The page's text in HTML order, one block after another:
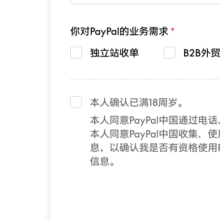
你对PayPal的业务需求
独立站收单
B2B外
本人确认已满18周岁。
本人同意PayPal中国通过电
本人同意PayPal中国收集、
息，以确认我是否有资格使
信息。